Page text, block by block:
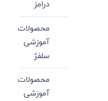
درامز
محصولات
آموزشی
سلفژ
محصولات
آموزشی